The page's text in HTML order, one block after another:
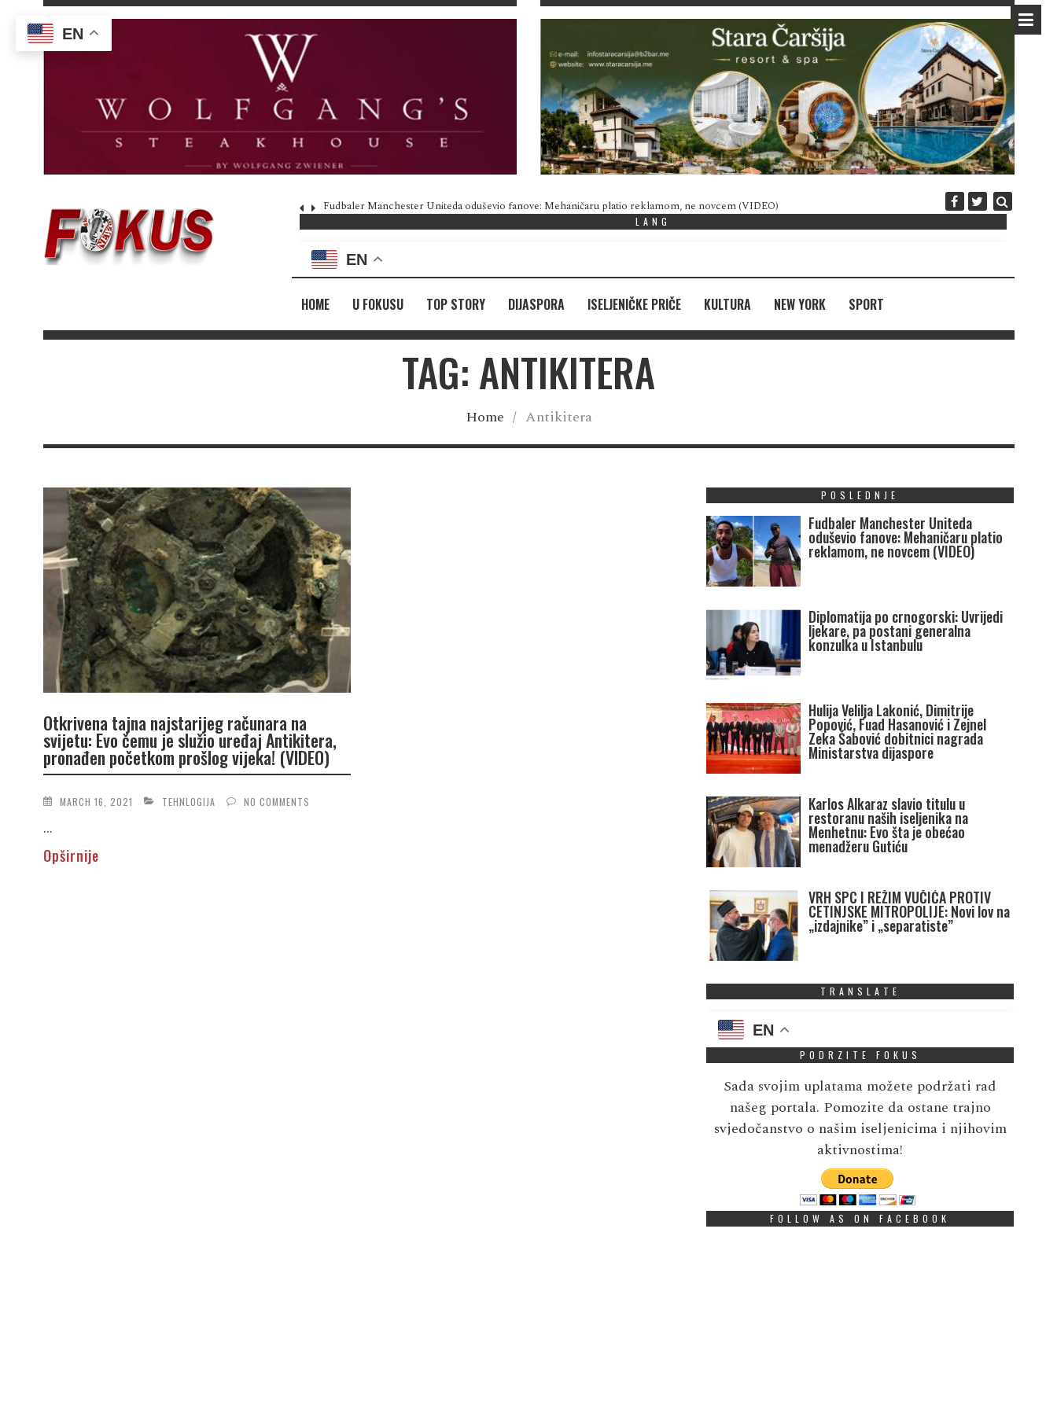
Fudbaler Manchester Uniteda oduševio fanove: Mehaničaru platio reklamom, ne novcem (VIDEO) Diplomatija po
LANG
EN
HOME U FOKUSU TOP STORY DIJASPORA ISELJENIČKE PRIČE KULTURA NEW YORK SPORT
TAG: ANTIKITERA
Home / Antikitera
Otkrivena tajna najstarijeg računara na
svijetu: Evo čemu je služio uređaj Antikitera,
pronađen početkom prošlog vijeka! (VIDEO)
MARCH 16, 2021 TEHNLOGIJA NO COMMENTS
...
Opširnije
POSLEDNJE
Fudbaler Manchester Uniteda
oduševio fanove: Mehaničaru platio
reklamom, ne novcem (VIDEO)
Diplomatija po crnogorski: Uvrijedi
ljekare, pa postani generalna
konzulka u Istanbulu
Hulija Velilja Lakonić, Dimitrije
Popović, Fuad Hasanović i Zejnel
Zeka Šabović dobitnici nagrada
Ministarstva dijaspore
Karlos Alkaraz slavio titulu u
restoranu naših iseljenika na
Menhetnu: Evo šta je obećao
menadžeru Gutiću
VRH SPC I REŽIM VUČIĆA PROTIV
CETINJSKE MITROPOLIJE: Novi lov na
„izdajnike” i „separatiste”
TRANSLATE
EN
PODRZITE FOKUS
Sada svojim uplatama možete podržati rad
našeg portala. Pomozite da ostane trajno
svjedočanstvo o našim iseljenicima i njihovim
aktivnostima!
FOLLOW AS ON FACEBOOK
EN